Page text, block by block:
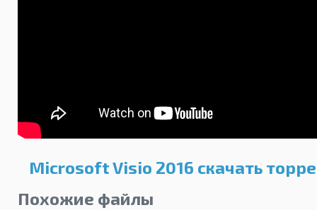
Microsoft Visio 2016 скачать
Похожие файлы